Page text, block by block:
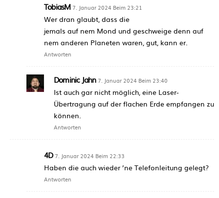
TobiasM 7. Januar 2024 Beim 23:21
Wer dran glaubt, dass die
jemals auf nem Mond und geschweige denn auf
nem anderen Planeten waren, gut, kann er.
Antworten
Dominic Jahn 7. Januar 2024 Beim 23:40
Ist auch gar nicht möglich, eine Laser-
Übertragung auf der flachen Erde empfangen zu
können.
Antworten
4D 7. Januar 2024 Beim 22:33
Haben die auch wieder ’ne Telefonleitung gelegt?
Antworten